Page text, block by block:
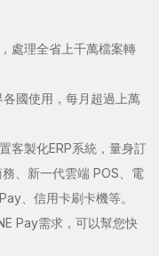
處理全省上千萬檔案轉
國使用，每月超過上萬
客製化ERP系統，量身訂
、新一代雲端 POS、電
、信用卡刷卡機等。
Pay需求，可以幫您快